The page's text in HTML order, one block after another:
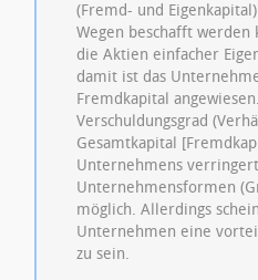
(Fremd- und
Wegen beschafft werden
die Aktien einfacher
damit ist das
Fremdkapital
Verschuldungsgrad
Gesamtkapital
Unternehmens
Unternehmensformen
möglich. Allerdings
Unternehmen eine
zu sein.